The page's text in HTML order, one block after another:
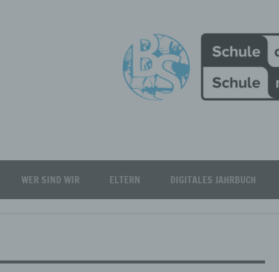
Burgfeld Realschule plus
WER SIND WIR ELTERN DIGITALES JAHRBUCH